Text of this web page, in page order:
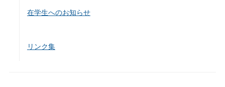
在学生へのお知らせ
リンク集